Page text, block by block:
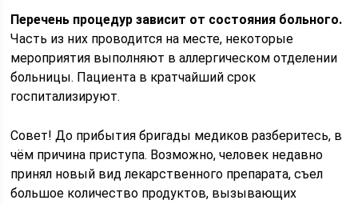
Перечень процедур зависит от состояния больного.
Часть из них проводится на месте, некоторые
мероприятия выполняют в аллергическом отделении
больницы. Пациента в кратчайший срок
госпитализируют.
Совет! До прибытия бригады медиков разберитесь, в
чём причина приступа. Возможно, человек недавно
принял новый вид лекарственного препарата, съел
большое количество продуктов, вызывающих